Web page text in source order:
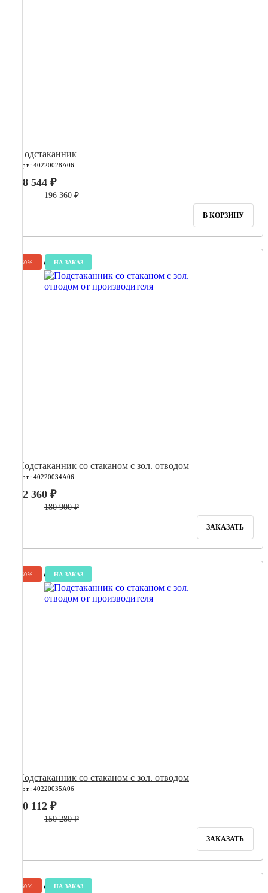
Подстаканник
Арт.: 40220028А06
78 544 ₽
196 360 ₽
В КОРЗИНУ
-60% НА ЗАКАЗ
Подстаканник со стаканом с зол. отводом
Арт.: 40220034А06
72 360 ₽
180 900 ₽
ЗАКАЗАТЬ
-60% НА ЗАКАЗ
Подстаканник со стаканом с зол. отводом
Арт.: 40220035А06
60 112 ₽
150 280 ₽
ЗАКАЗАТЬ
-60% НА ЗАКАЗ